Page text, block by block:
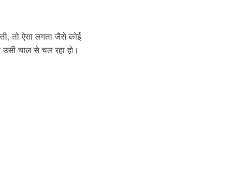
तो ऐसा लगता जैसे कोई
चाल से चल रहा हो।